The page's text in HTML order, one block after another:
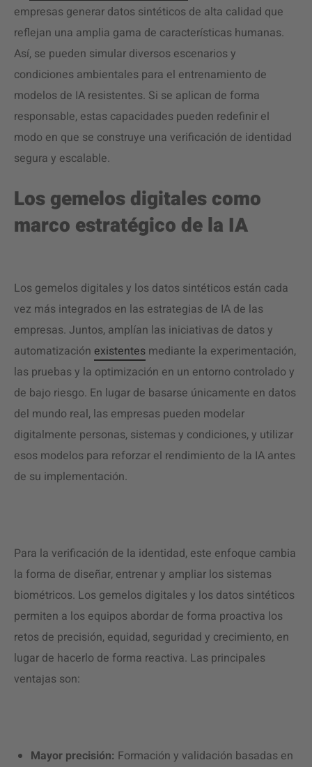
empresas generar datos sintéticos de alta calidad que
reflejan una amplia gama de características humanas.
Así, se pueden simular diversos escenarios y
condiciones ambientales para el entrenamiento de
modelos de IA resistentes. Si se aplican de forma
responsable, estas capacidades pueden redefinir el
modo en que se construye una verificación de identidad
segura y escalable.
Los gemelos digitales como
marco estratégico de la IA
Los gemelos digitales y los datos sintéticos están cada
vez más integrados en las estrategias de IA de las
empresas. Juntos, amplían las iniciativas de datos y
automatización existentes mediante la experimentación,
las pruebas y la optimización en un entorno controlado y
de bajo riesgo. En lugar de basarse únicamente en datos
del mundo real, las empresas pueden modelar
digitalmente personas, sistemas y condiciones, y utilizar
esos modelos para reforzar el rendimiento de la IA antes
de su implementación.
Para la verificación de la identidad, este enfoque cambia
la forma de diseñar, entrenar y ampliar los sistemas
biométricos. Los gemelos digitales y los datos sintéticos
permiten a los equipos abordar de forma proactiva los
retos de precisión, equidad, seguridad y crecimiento, en
lugar de hacerlo de forma reactiva. Las principales
ventajas son:
Mayor precisión: Formación y validación basadas en